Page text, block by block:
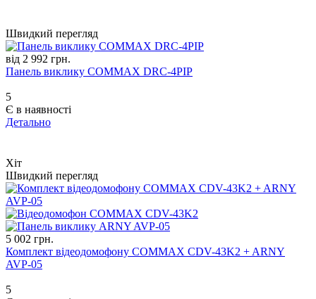
Швидкий перегляд
від 2 992 грн.
Панель виклику COMMAX DRC-4PIP
5
Є в наявності
Детально
Хіт
Швидкий перегляд
5 002 грн.
Комплект відеодомофону COMMAX CDV-43K2 + ARNY
AVP-05
5